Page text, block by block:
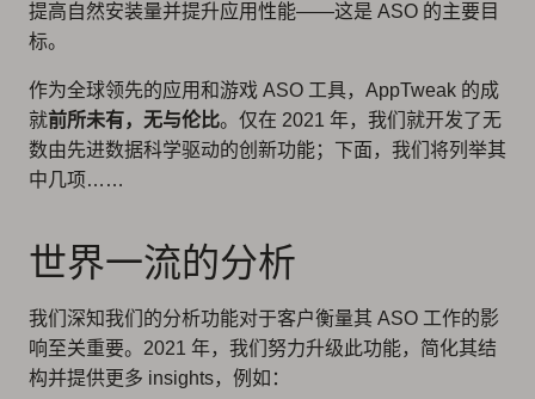
提高自然安装量并提升应用性能——这是 ASO 的主要目
标。
作为全球领先的应用和游戏 ASO 工具，AppTweak 的成
就前所未有，无与伦比。仅在 2021 年，我们就开发了无
数由先进数据科学驱动的创新功能；下面，我们将列举其
中几项……
世界一流的分析
我们深知我们的分析功能对于客户衡量其 ASO 工作的影
响至关重要。2021 年，我们努力升级此功能，简化其结
构并提供更多 insights，例如：